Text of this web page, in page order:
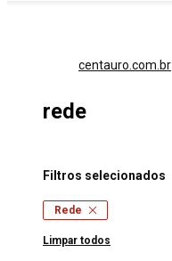
centauro.com.br
rede
Filtros selecionados
Rede
Limpar todos